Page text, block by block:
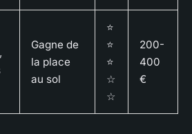
Gagne de
la place
au sol
⭐
⭐
⭐
☆
☆
200-
400
€